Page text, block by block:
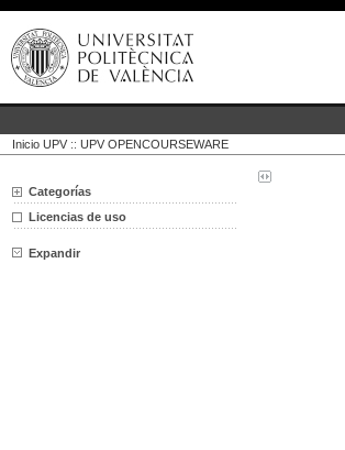
Inicio UPV :: UPV OPENCOURSEWARE
Categorías
Licencias de uso
Expandir